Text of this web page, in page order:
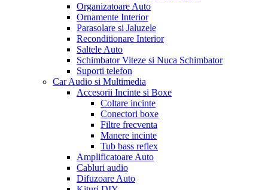
Organizatoare Auto
Ornamente Interior
Parasolare si Jaluzele
Reconditionare Interior
Saltele Auto
Schimbator Viteze si Nuca Schimbator
Suporti telefon
Car Audio si Multimedia
Accesorii Incinte si Boxe
Coltare incinte
Conectori boxe
Filtre frecventa
Manere incinte
Tub bass reflex
Amplificatoare Auto
Cabluri audio
Difuzoare Auto